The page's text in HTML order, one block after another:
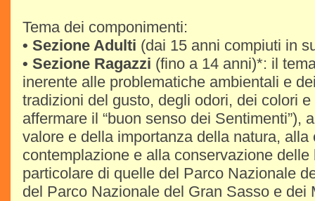
Tema dei componimenti:
• Sezione Adulti (dai 15 anni compiuti in
• Sezione Ragazzi (fino a 14 anni)*: il
inerente alle problematiche ambientali e
tradizioni del gusto, degli odori, dei colori
affermare il “buon senso dei Sentimenti”),
valore e della importanza della natura,
contemplazione e alla conservazione
particolare di quelle del Parco Nazionale
del Parco Nazionale del Gran Sasso e dei